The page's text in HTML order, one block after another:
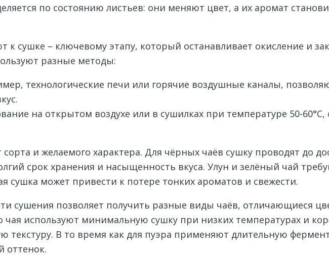
по состоянию листьев: они меняют цвет, а их аромат
сушке – ключевому этапу, который останавливает окисление и
разные методы:
технологические печи или горячие воздушные каналы,
на открытом воздухе или в сушилках при температуре 50-60°C,
и желаемого характера. Для чёрных чаёв сушку проводят до
срок хранения и насыщенность вкуса. Улун и зелёный чай
сушка может привести к потере тонких ароматов и свежести.
сушения позволяет получить разные виды чаёв, отличающиеся
чая используют минимальную сушку при низких температурах и
текстуру. В то время как для пуэра применяют длительную
оттенок.